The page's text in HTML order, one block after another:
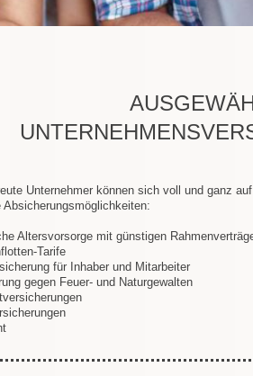
Unternehmer können sich voll und ganz
Absicherungsmöglichkeiten:
Altersvorsorge mit günstigen
Tarife
für Inhaber und Mitarbeiter
gegen Feuer- und Naturgewalten